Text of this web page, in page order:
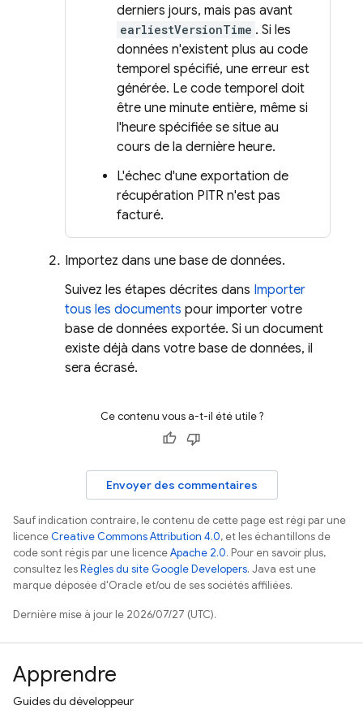
derniers jours, mais pas avant
earliestVersionTime . Si les
données n'existent plus au code
temporel spécifié, une erreur est
générée. Le code temporel doit
être une minute entière, même si
l'heure spécifiée se situe au
cours de la dernière heure.
L'échec d'une exportation de
récupération PITR n'est pas
facturé.
Importez dans une base de données.
Suivez les étapes décrites dans Importer
tous les documents pour importer votre
base de données exportée. Si un document
existe déjà dans votre base de données, il
sera écrasé.
Ce contenu vous a-t-il été utile ?
Envoyer des commentaires
Sauf indication contraire, le contenu de cette page est régi par une
licenceCreative Commons Attribution 4.0, et les échantillons de
code sont régis par une licenceApache 2.0. Pour en savoir plus,
consultez lesRègles du site Google Developers. Java est une
marque déposée d'Oracle et/ou de ses sociétés affiliées.
Dernière mise à jour le 2026/07/27 (UTC).
Apprendre
Guides du développeur